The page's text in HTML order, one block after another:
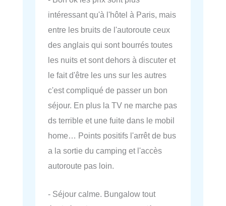
intéressant qu'à l'hôtel à Paris, mais
entre les bruits de l'autoroute ceux
des anglais qui sont bourrés toutes
les nuits et sont dehors à discuter et
le fait d'être les uns sur les autres
c'est compliqué de passer un bon
séjour. En plus la TV ne marche pas
ds terrible et une fuite dans le mobil
home… Points positifs l'arrêt de bus
a la sortie du camping et l'accès
autoroute pas loin.
- Séjour calme. Bungalow tout